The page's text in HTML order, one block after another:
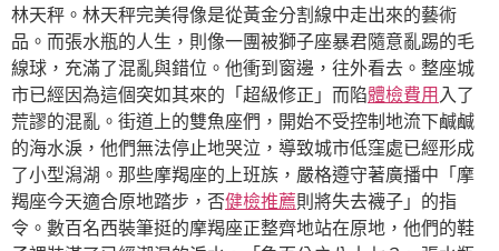
林天秤。林天秤完美得像是從黃金分割線中走出來的藝術
品。而張水瓶的人生，則像一團被獅子座暴君隨意亂踢的毛
線球，充滿了混亂與錯位。他衝到窗邊，往外看去。整座城
市已經因為這個突如其來的「超級修正」而陷體檢費用 入了
荒謬的混亂。街道上的雙魚座們，開始不受控制地流下鹹鹹
的海水淚，他們無法停止地哭泣，導致城市低窪處已經形成
了小型潟湖。那些摩羯座的上班族，嚴格遵守著廣播中「摩
羯座今天適合原地踏步，否健檢推薦則將失去襪子」的指
令。數百名西裝筆挺的摩羯座正整齊地站在原地，他們的鞋